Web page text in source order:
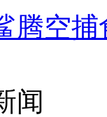
腾空捕
闻